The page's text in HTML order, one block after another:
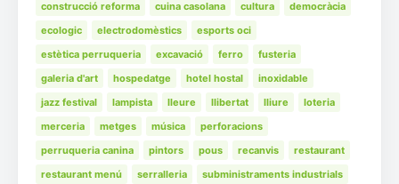
construcció reforma cuina casolana cultura
democràcia
ecologic
electrodomèstics
esports oci
estètica perruqueria
excavació ferro
fusteria
galeria d'art
hospedatge hotel hostal
inoxidable
jazz festival
lampista lleure llibertat lliure
loteria
merceria
metges música
perforacions
perruqueria canina
pintors pous recanvis
restaurant
restaurant menú
serralleria
subministraments industrials